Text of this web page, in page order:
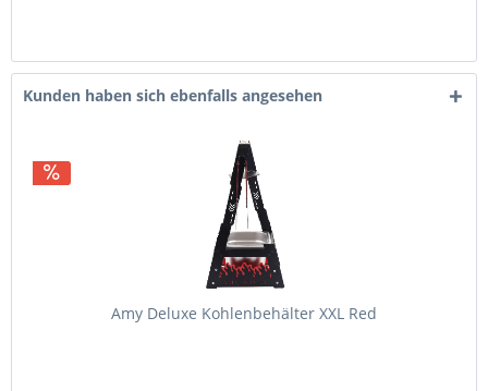
Kunden haben sich ebenfalls angesehen
Amy Deluxe Kohlenbehälter XXL Red